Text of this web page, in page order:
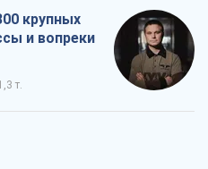
крупных
и вопреки
т.